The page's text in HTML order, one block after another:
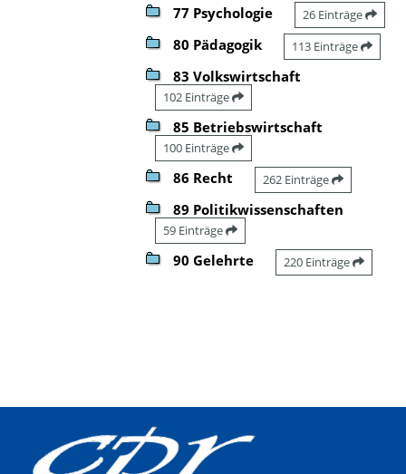
77 Psychologie 26 Einträge
80 Pädagogik 113 Einträge
83 Volkswirtschaft
102 Einträge
85 Betriebswirtschaft
100 Einträge
86 Recht 262 Einträge
89 Politikwissenschaften
59 Einträge
90 Gelehrte 220 Einträge